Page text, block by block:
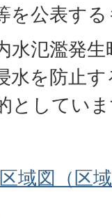
を公表す
水氾濫発
水を防止
としてい
域図（区